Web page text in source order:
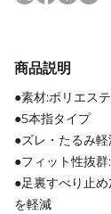
商品説明
●素材:ポリエス
●5本指タイプ
●ズレ・たるみ
●フィット性抜
●足裏すべり止
を軽減